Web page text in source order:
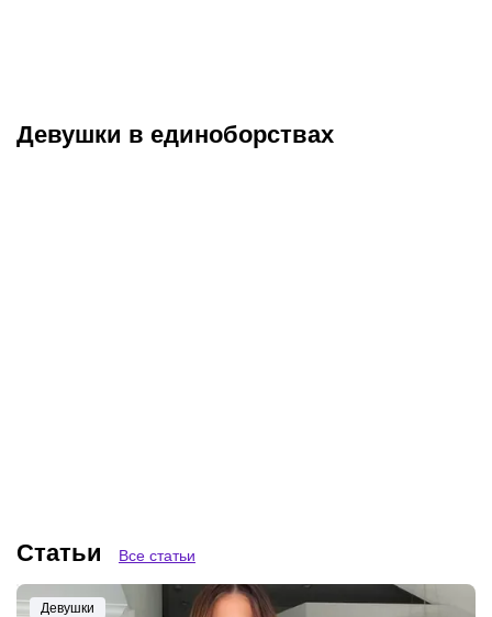
Девушки в единоборствах
Статьи Все статьи
Девушки